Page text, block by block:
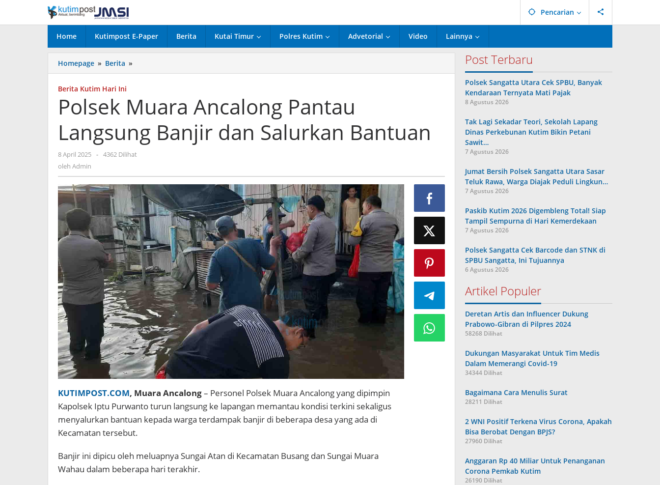
konten
Pencarian
Home Kutimpost E-Paper Berita Kutai Timur Polres Kutim Advetorial Video Lainnya
Homepage » Berita »
Muara
Langsung
Banjir
Salurkan
Bantuan
Berita Kutim Hari Ini
Polsek Muara Ancalong Pantau
Langsung Banjir dan Salurkan Bantuan
8 April 2025 oleh
- 4362 Dilihat
oleh Admin
KUTIMPOST.COM, Muara Ancalong– Personel Polsek Muara Ancalong yang dipimpin
Kapolsek Iptu Purwanto turun langsung ke lapangan memantau kondisi terkini sekaligus
menyalurkan bantuan kepada warga terdampak banjir di beberapa desa yang ada di
Kecamatan tersebut.
Banjir ini dipicu oleh meluapnya Sungai Atan di Kecamatan Busang dan Sungai Muara
Wahau dalam beberapa hari terakhir.
Post Terbaru
Polsek Sangatta Utara Cek SPBU, Banyak
Kendaraan Ternyata Mati Pajak
8 Agustus 2026
Tak Lagi Sekadar Teori, Sekolah Lapang
Dinas Perkebunan Kutim Bikin Petani
Sawit…
7 Agustus 2026
Jumat Bersih Polsek Sangatta Utara Sasar
Teluk Rawa, Warga Diajak Peduli Lingkun…
7 Agustus 2026
Paskib Kutim 2026 Digembleng Total! Siap
Tampil Sempurna di Hari Kemerdekaan
7 Agustus 2026
Polsek Sangatta Cek Barcode dan STNK di
SPBU Sangatta, Ini Tujuannya
6 Agustus 2026
Artikel Populer
Deretan Artis dan Influencer Dukung
Prabowo-Gibran di Pilpres 2024
58268 Dilihat
Dukungan Masyarakat Untuk Tim Medis
Dalam Memerangi Covid-19
34344 Dilihat
Bagaimana Cara Menulis Surat
28211 Dilihat
2 WNI Positif Terkena Virus Corona, Apakah
Bisa Berobat Dengan BPJS?
27960 Dilihat
Anggaran Rp 40 Miliar Untuk Penanganan
Corona Pemkab Kutim
26190 Dilihat